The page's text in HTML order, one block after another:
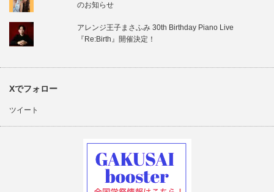
のお知らせ
アレンジ王子まさふみ 30th Birthday Piano Live
『Re:Birth』開催決定！
Xでフォロー
ツイート